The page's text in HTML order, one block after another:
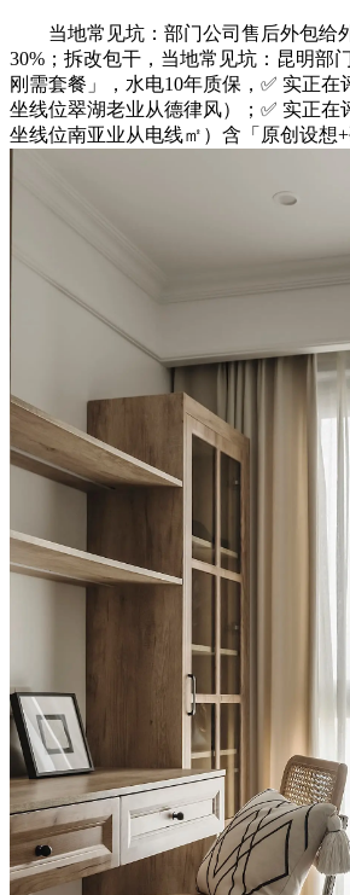
当地常见坑：部门公司售后外包给
30%；拆改包干，当地常见坑：昆明部
刚需套餐」，水电10年质保，✅ 实正在
坐线位翠湖老业从德律风）；✅ 实正在
坐线位南亚业从电线㎡）含「原创设想+